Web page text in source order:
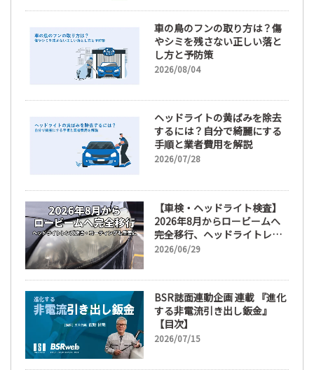
車の鳥のフンの取り方は？傷
やシミを残さない正しい落と
し方と予防策
2026/08/04
ヘッドライトの黄ばみを除去
するには？自分で綺麗にする
手順と業者費用を解説
2026/07/28
【車検・ヘッドライト検査】
2026年8月からロービームへ
完全移行、ヘッドライトレン
ズ磨き・コーティングも重要
2026/06/29
BSR誌面連動企画 連載 『進化
する非電流引き出し鈑金』
【目次】
2026/07/15